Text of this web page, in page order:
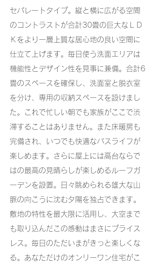
セパレートタイプ。縦と横に広がる空間
のコントラストが合計30畳の巨大なＬＤ
Ｋをより一層上質な居心地の良い空間に
仕立て上げます。毎日使う洗面エリアは
機能性とデザイン性を見事に兼備。合計6
畳のスペースを確保し、洗面室と脱衣室
を分け、専用の収納スペースを設けまし
た。これで忙しい朝でも家族がここで渋
滞することはありません。また床暖房も
完備され、いつでも快適なバスライフが
楽しめます。さらに屋上には高台ならで
はの最高の見晴らしが楽しめるルーフガ
ーデンを設置。日々眺められる雄大な山
脈の向こうに沈む夕陽を独占できます。
敷地の特性を最大限に活用し、大空まで
も取り込んだこの感動はまさにプライス
レス。毎日のただいまがきっと楽しくな
る。あなただけのオンリーワン住宅がこ